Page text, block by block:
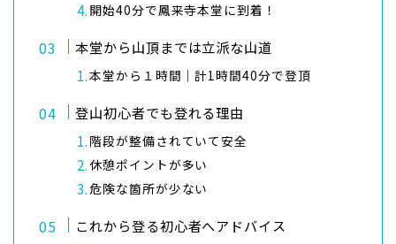
開始40分で鳳来寺本堂に到着！
本堂から山頂までは立派な山道
本堂から１時間｜計1時間40分で登頂
登山初心者でも登れる理由
階段が整備されていて安全
休憩ポイントが多い
危険な箇所が少ない
これから登る初心者へアドバイス